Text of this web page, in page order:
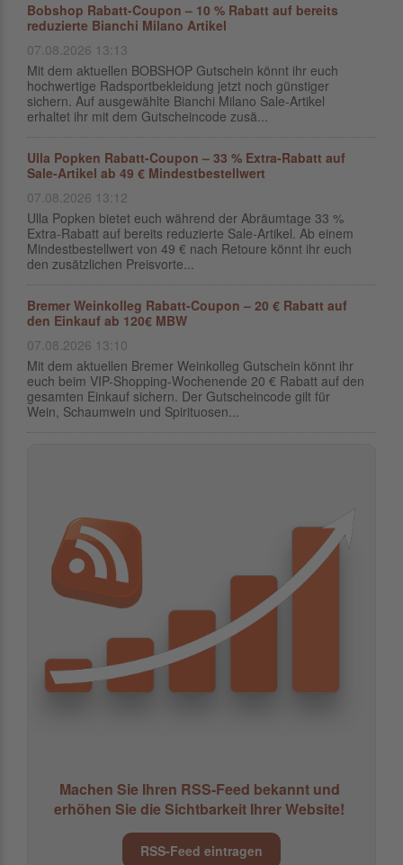
Bobshop Rabatt-Coupon – 10 % Rabatt auf bereits
reduzierte Bianchi Milano Artikel
07.08.2026 13:13
Mit dem aktuellen BOBSHOP Gutschein könnt ihr euch
hochwertige Radsportbekleidung jetzt noch günstiger
sichern. Auf ausgewählte Bianchi Milano Sale-Artikel
erhaltet ihr mit dem Gutscheincode zusä...
Ulla Popken Rabatt-Coupon – 33 % Extra-Rabatt auf
Sale-Artikel ab 49 € Mindestbestellwert
07.08.2026 13:12
Ulla Popken bietet euch während der Abräumtage 33 %
Extra-Rabatt auf bereits reduzierte Sale-Artikel. Ab einem
Mindestbestellwert von 49 € nach Retoure könnt ihr euch
den zusätzlichen Preisvorte...
Bremer Weinkolleg Rabatt-Coupon – 20 € Rabatt auf
den Einkauf ab 120€ MBW
07.08.2026 13:10
Mit dem aktuellen Bremer Weinkolleg Gutschein könnt ihr
euch beim VIP-Shopping-Wochenende 20 € Rabatt auf den
gesamten Einkauf sichern. Der Gutscheincode gilt für
Wein, Schaumwein und Spirituosen...
Machen Sie Ihren RSS-Feed bekannt und
erhöhen Sie die Sichtbarkeit Ihrer Website!
RSS-Feed eintragen